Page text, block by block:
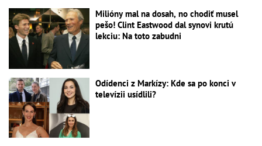
Milióny mal na dosah, no chodiť musel
pešo! Clint Eastwood dal synovi krutú
lekciu: Na toto zabudni
Odídenci z Markízy: Kde sa po konci v
televízii usídlili?